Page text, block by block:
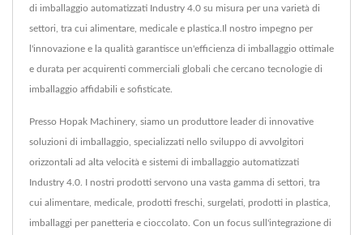
di imballaggio automatizzati Industry 4.0 su misura per una varietà di
settori, tra cui alimentare, medicale e plastica.Il nostro impegno per
l'innovazione e la qualità garantisce un'efficienza di imballaggio ottimale
e durata per acquirenti commerciali globali che cercano tecnologie di
imballaggio affidabili e sofisticate.
Presso Hopak Machinery, siamo un produttore leader di innovative
soluzioni di imballaggio, specializzati nello sviluppo di avvolgitori
orizzontali ad alta velocità e sistemi di imballaggio automatizzati
Industry 4.0. I nostri prodotti servono una vasta gamma di settori, tra
cui alimentare, medicale, prodotti freschi, surgelati, prodotti in plastica,
imballaggi per panetteria e cioccolato. Con un focus sull'integrazione di